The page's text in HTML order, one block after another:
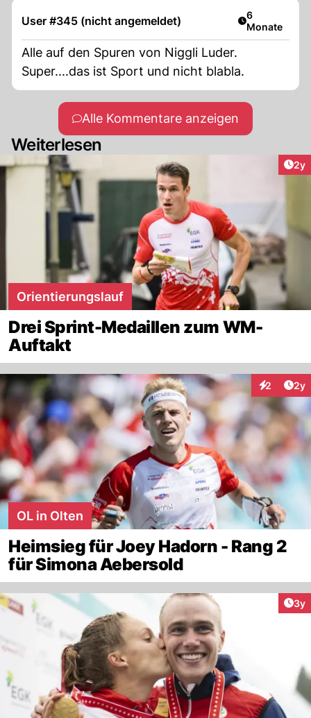
User #345 (nicht angemeldet) Artikel
6
Monate
Alle auf den Spuren von Niggli Luder.
Super....das ist Sport und nicht blabla.
Alle Kommentare anzeigen
Weiterlesen
2y
Orientierungslauf
Drei Sprint-Medaillen zum WM-
Auftakt
2 2y
OL in Olten
Heimsieg für Joey Hadorn - Rang 2
für Simona Aebersold
3y